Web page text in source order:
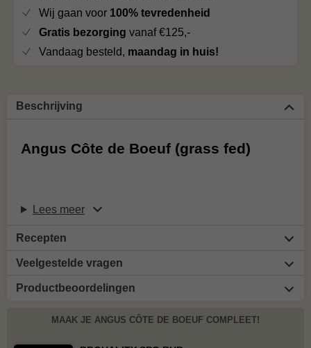
Wij gaan voor 100% tevredenheid
Gratis bezorging vanaf €125,-
Vandaag besteld, maandag in huis!
Beschrijving
Angus Côte de Boeuf (grass fed)
Lees meer
Recepten
Veelgestelde vragen
Productbeoordelingen
MAAK JE ANGUS CÔTE DE BOEUF COMPLEET!